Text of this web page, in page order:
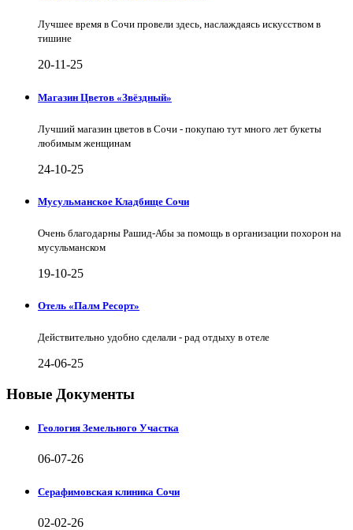
Лучшее время в Сочи провели здесь, наслаждаясь искусством в
тишине
20-11-25
Магазин Цветов «Звёздный»
Лучший магазин цветов в Сочи - покупаю тут много лет букеты
любимым женщинам
24-10-25
Мусульманское Кладбище Сочи
Очень благодарны Рашид-Абы за помощь в организации похорон на
мусульманском
19-10-25
Отель «Палм Ресорт»
Действительно удобно сделали - рад отдыху в отеле
24-06-25
Новые Документы
Геология Земельного Участка
06-07-26
Серафимовская клиника Сочи
02-02-26